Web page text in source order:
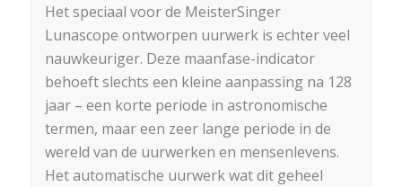
Het speciaal voor de MeisterSinger
Lunascope ontworpen uurwerk is echter veel
nauwkeuriger. Deze maanfase-indicator
behoeft slechts een kleine aanpassing na 128
jaar – een korte periode in astronomische
termen, maar een zeer lange periode in de
wereld van de uurwerken en mensenlevens.
Het automatische uurwerk wat dit geheel